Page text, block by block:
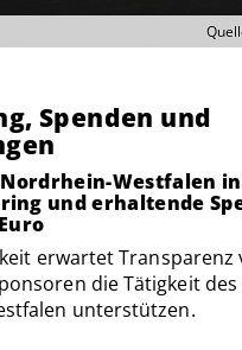
Spenden und
Nordrhein-Westfalen
und erhaltende
erwartet Transparenz
die Tätigkeit des
unterstützen.